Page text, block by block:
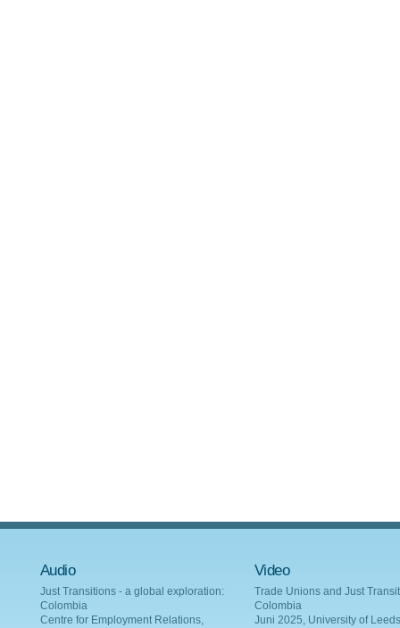
Audio
Just Transitions - a global exploration:
Colombia
Centre for Employment Relations,
Video
Trade Unions and Just
Colombia
Juni 2025, University of Leeds